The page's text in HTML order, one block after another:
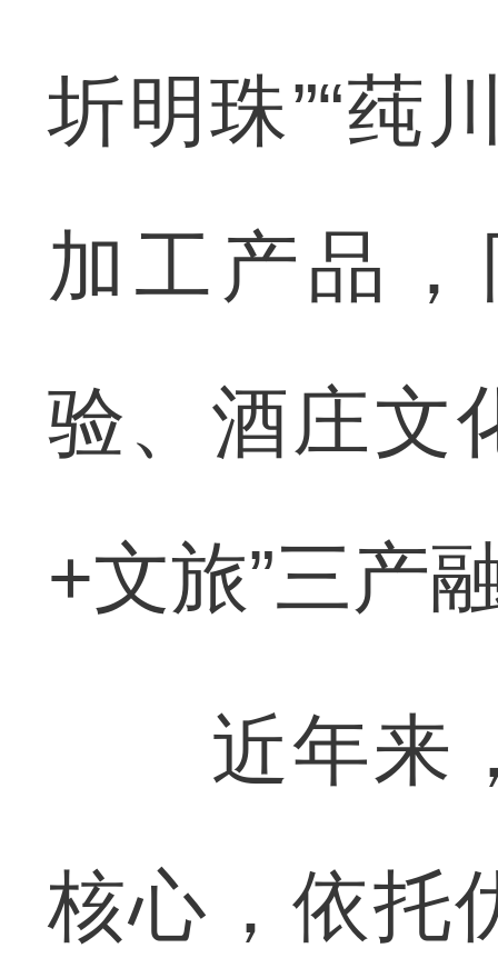
圻明珠”“莼
加工产品
验、酒庄文
+文旅”三产
近年来，
核心，依托